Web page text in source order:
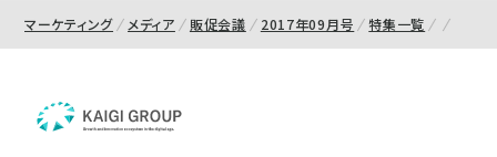
マーケティング メディア 販促会議 2017年09月号 特集一覧